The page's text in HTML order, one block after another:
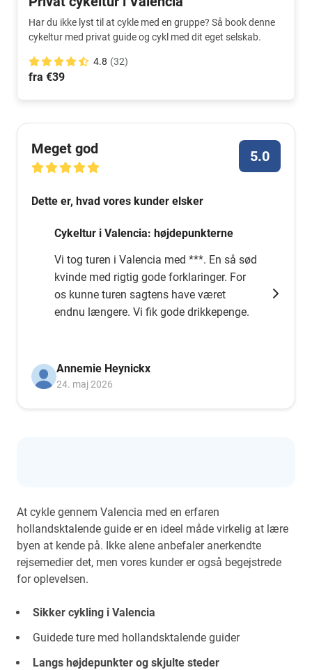
Har du ikke lyst til at cykle med en gruppe? Så book denne
cykeltur med privat guide og cykl med dit eget selskab.
4.8 (32)
fra €39
Meget god 5.0
Dette er, hvad vores kunder elsker
Cykeltur i Valencia: højdepunkterne
Vi tog turen i Valencia med ***. En så sød
kvinde med rigtig gode forklaringer. For
os kunne turen sagtens have været
endnu længere. Vi fik gode drikkepenge.
Annemie Heynickx
24. maj 2026
At cykle gennem Valencia med en erfaren
hollandsktalende guide er en ideel måde virkelig at lære
byen at kende på. Ikke alene anbefaler anerkendte
rejsemedier det, men vores kunder er også begejstrede
for oplevelsen.
Sikker cykling i Valencia
Guidede ture med hollandsktalende guider
Langs højdepunkter og skjulte steder